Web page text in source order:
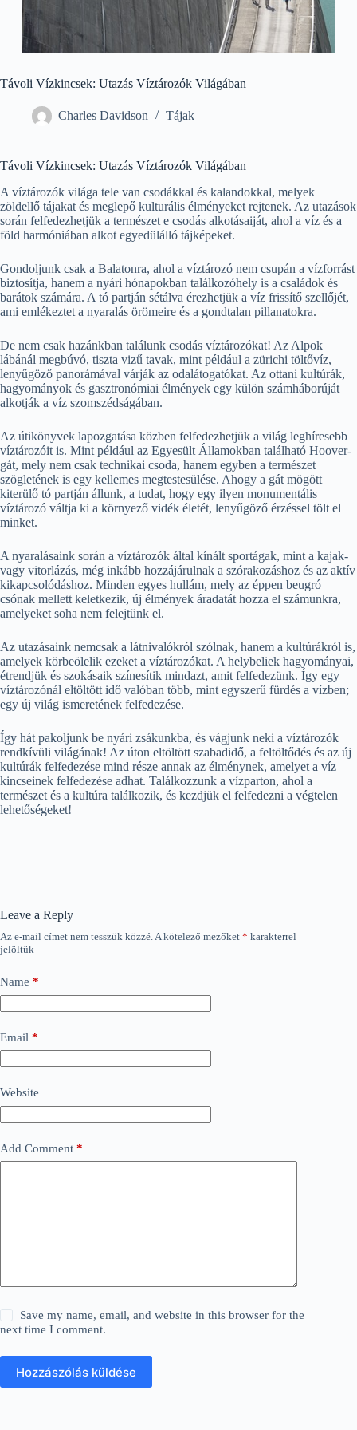
Távoli Vízkincsek: Utazás Víztározók Világában
Charles Davidson Tájak
Távoli Vízkincsek: Utazás Víztározók Világában
A víztározók világa tele van csodákkal és kalandokkal, melyek
zöldellő tájakat és meglepő kulturális élményeket rejtenek. Az utazások
során felfedezhetjük a természet e csodás alkotásaiját, ahol a víz és a
föld harmóniában alkot egyedülálló tájképeket.
Gondoljunk csak a Balatonra, ahol a víztározó nem csupán a vízforrást
biztosítja, hanem a nyári hónapokban találkozóhely is a családok és
barátok számára. A tó partján sétálva érezhetjük a víz frissítő szellőjét,
ami emlékeztet a nyaralás örömeire és a gondtalan pillanatokra.
De nem csak hazánkban találunk csodás víztározókat! Az Alpok
lábánál megbúvó, tiszta vizű tavak, mint például a zürichi töltővíz,
lenyűgöző panorámával várják az odalátogatókat. Az ottani kultúrák,
hagyományok és gasztronómiai élmények egy külön számháborúját
alkotják a víz szomszédságában.
Az útikönyvek lapozgatása közben felfedezhetjük a világ leghíresebb
víztározóit is. Mint például az Egyesült Államokban található Hoover-
gát, mely nem csak technikai csoda, hanem egyben a természet
szögletének is egy kellemes megtestesülése. Ahogy a gát mögött
kiterülő tó partján állunk, a tudat, hogy egy ilyen monumentális
víztározó váltja ki a környező vidék életét, lenyűgöző érzéssel tölt el
minket.
A nyaralásaink során a víztározók által kínált sportágak, mint a kajak-
vagy vitorlázás, még inkább hozzájárulnak a szórakozáshoz és az aktív
kikapcsolódáshoz. Minden egyes hullám, mely az éppen beugró
csónak mellett keletkezik, új élmények áradatát hozza el számunkra,
amelyeket soha nem felejtünk el.
Az utazásaink nemcsak a látnivalókról szólnak, hanem a kultúrákról is,
amelyek körbeölelik ezeket a víztározókat. A helybeliek hagyományai,
étrendjük és szokásaik színesítik mindazt, amit felfedezünk. Így egy
víztározónál eltöltött idő valóban több, mint egyszerű fürdés a vízben;
egy új világ ismeretének felfedezése.
Így hát pakoljunk be nyári zsákunkba, és vágjunk neki a víztározók
rendkívüli világának! Az úton eltöltött szabadidő, a feltöltődés és az új
kultúrák felfedezése mind része annak az élménynek, amelyet a víz
kincseinek felfedezése adhat. Találkozzunk a vízparton, ahol a
természet és a kultúra találkozik, és kezdjük el felfedezni a végtelen
lehetőségeket!
Leave a Reply
Az e-mail címet nem tesszük közzé.A kötelező mezőket * karakterrel
jelöltük
Name *
Email *
Website
Add Comment *
Save my name, email, and website in this browser for the
next time I comment.
Hozzászólás küldése